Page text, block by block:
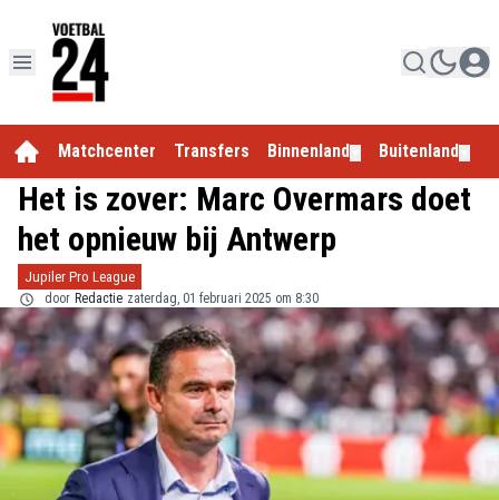
Matchcenter Transfers Binnenland Buitenland
Het is zover: Marc Overmars doet
het opnieuw bij Antwerp
Jupiler Pro League
door Redactie zaterdag, 01 februari 2025 om 8:30